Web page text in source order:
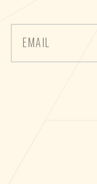
EMAIL